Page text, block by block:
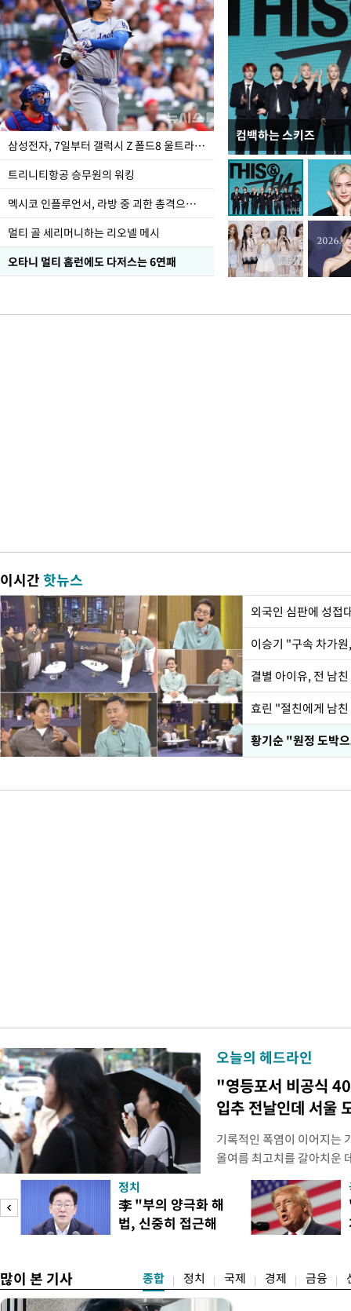
삼성전자, 7일부터 갤럭시 Z 폴드8 울트라·폴드8·플립8 출시
트리니티항공 승무원의 워킹
멕시코 인플루언서, 라방 중 괴한 총격으로 사망
멀티 골 세리머니하는 리오넬 메시
오타니 멀티 홈런에도 다저스는 6연패
컴백하는 스키즈
입추 하루 앞둔 전남
폭염
이시간핫뉴스
외국인 심판에 성
이승기 "구속 차가
결별 아이유, 전 남
효린 "절친에게 남
황기순 "원정 도박
오늘의 헤드라인
"영등포서 비공식
입추 전날인데 서울
기록적인 폭염이 이어지는
올여름 최고치를 갈아치운
시15분 39.9도까지 치솟
청에 따르면 이날 오후 4시
관측(ASOS) 기준 37.9도
했다. 관측 이래 역대 5위
정치
李 "부의 양극화 해
법, 신중히 접근해
많이 본 기사 종합 정치 국제 경제 금융